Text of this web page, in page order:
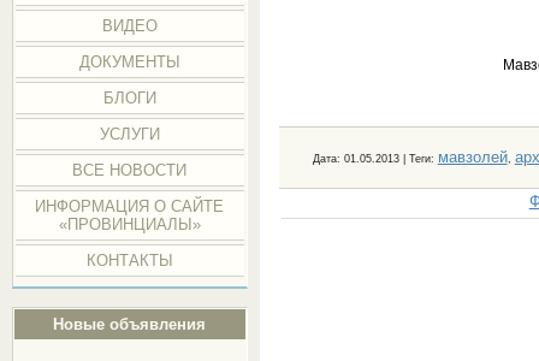
ВИДЕО
ДОКУМЕНТЫ
БЛОГИ
УСЛУГИ
ВСЕ НОВОСТИ
ИНФОРМАЦИЯ О САЙТЕ
«ПРОВИНЦИАЛЫ»
КОНТАКТЫ
Новые объявления
Дата: 01.05.2013 | Теги: мавзолей